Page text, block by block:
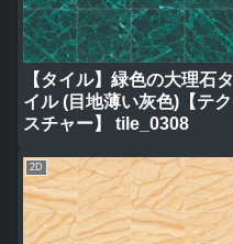
【タイル】緑色の大理石タ
イル (目地薄い灰色)【テク
スチャー】 tile_0308
2D